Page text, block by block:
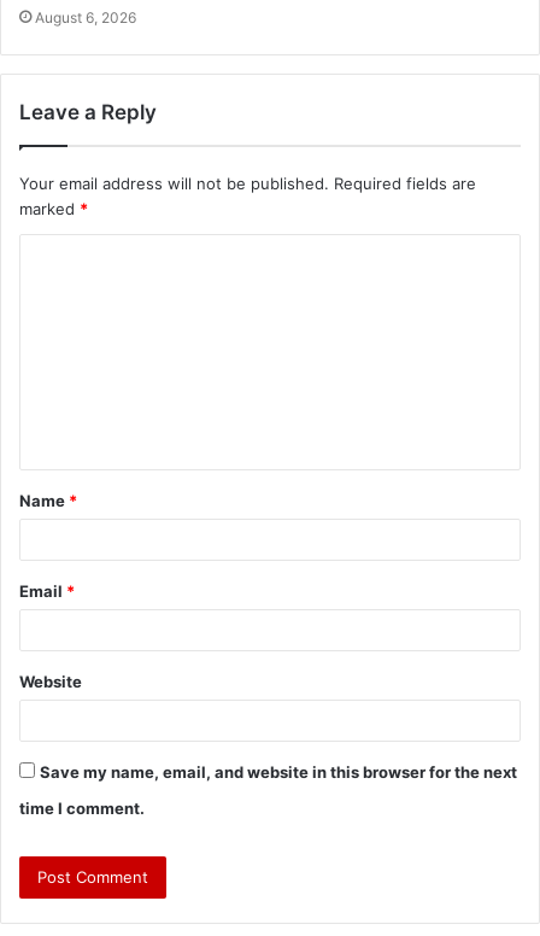
August 6, 2026
Leave a Reply
Your email address will not be published. Required fields are
marked *
Name *
Email *
Website
Save my name, email, and website in this browser for the next
time I comment.